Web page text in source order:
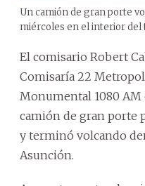
Un camión de gran porte
miércoles en el interior del
El comisario Robert
Comisaría 22
Monumental 1080
camión de gran porte
y terminó volcando
Asunción.